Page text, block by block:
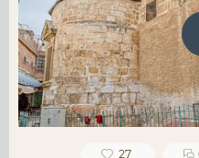
27